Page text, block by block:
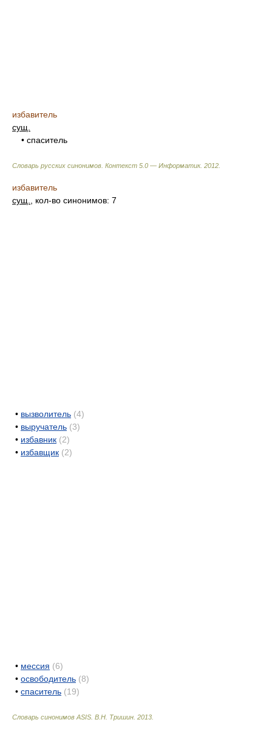
избавитель
сущ.
• спаситель
Словарь русских синонимов. Контекст 5.0 — Информатик. 2012
избавитель
сущ.
, кол-во синонимов: 7
• вызволитель (4)
• выручатель (3)
• избавник (2)
• избавщик (2)
• мессия (6)
• освободитель (8)
• спаситель (19)
Словарь синонимов ASIS. В.Н. Тришин 2013